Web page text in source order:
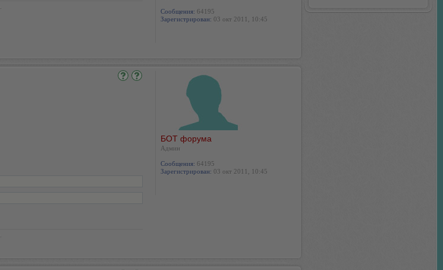
Сообщения: 64195
Зарегистрирован: 03 окт 2011, 10:45
БОТ форума
Админ
Сообщения: 64195
Зарегистрирован: 03 окт 2011, 10:45